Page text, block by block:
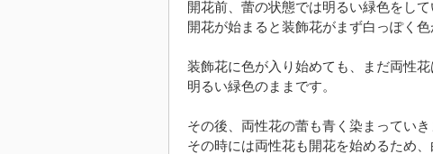
開花前、蕾の状態では明るい緑色をして
開花が始まると装飾花がまず白っぽく
装飾花に色が入り始めても、まだ両性花
明るい緑色のままです。
その後、両性花の蕾も青く染まっていき
その時には両性花も開花を始めるため